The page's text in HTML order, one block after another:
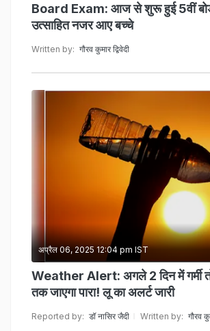
Board Exam: आज से शुरू हुई 5वीं बोर्ड
उत्साहित नजर आए बच्चे
Written by: गौरव कुमार द्विवेदी
अप्रैल 06, 2025 12:04 pm IST
Weather Alert: अगले 2 दिन में गर्मी
तक जाएगा पारा! लू का अलर्ट जारी
Reported by: डॉ नासिर जैदी Written by: गौरव